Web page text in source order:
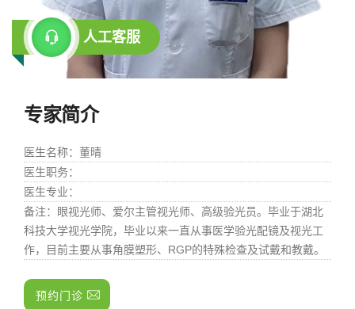
人工客服
专家简介
医生名称：董晴
医生职务：
医生专业：
备注：眼视光师、爱尔主管视光师、高级验光员。毕业于湖北
科技大学视光学院，毕业以来一直从事医学验光配镜及视光工
作，目前主要从事角膜塑形、RGP的特殊检查及试戴和教戴。
预约门诊